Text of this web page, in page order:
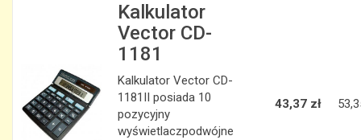
Kalkulator
Vector CD-
1181
Kalkulator Vector CD-
1181II posiada 10
pozycyjny
wyświetlaczpodwójne
43,37 zł